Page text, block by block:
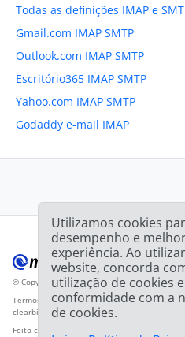
Todas as definições IMAP e
Gmail.com IMAP SMTP
Outlook.com IMAP SMTP
Escritório365 IMAP SMTP
Yahoo.com IMAP SMTP
Godaddy e-mail IMAP
© Copyright 2012-2026 Mailbird™Todos os
Termos de Serviço Política de Privacidade
clearbit.com
Feito com
Utilizamos cookies
desempenho e
experiência. Ao
website, concorda
utilização de cookies
conformidade com a
de cookies.